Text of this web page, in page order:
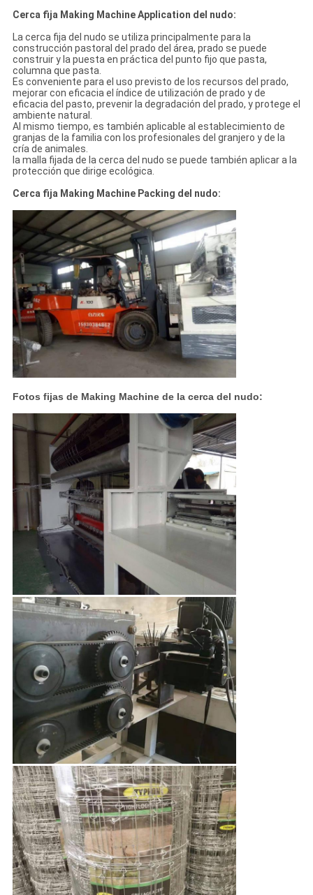
Cerca fija Making Machine Application del nudo:
La cerca fija del nudo se utiliza principalmente para la
construcción pastoral del prado del área, prado se puede
construir y la puesta en práctica del punto fijo que pasta,
columna que pasta.
Es conveniente para el uso previsto de los recursos del prado,
mejorar con eficacia el índice de utilización de prado y de
eficacia del pasto, prevenir la degradación del prado, y protege el
ambiente natural.
Al mismo tiempo, es también aplicable al establecimiento de
granjas de la familia con los profesionales del granjero y de la
cría de animales.
la malla fijada de la cerca del nudo se puede también aplicar a la
protección que dirige ecológica.
Cerca fija Making Machine Packing del nudo:
Fotos fijas de Making Machine de la cerca del nudo: